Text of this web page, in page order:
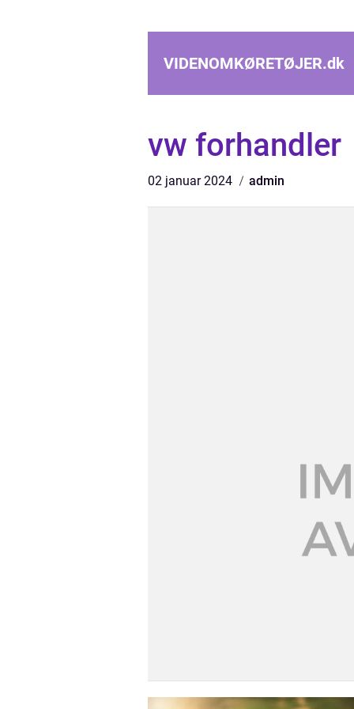
VIDENOMKØRETØJER.dk
vw forhandler
02 januar 2024 admin